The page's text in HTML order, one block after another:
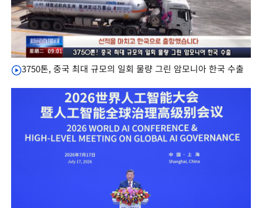
3750톤, 중국 최대 규모의 일회 물량 그린 암모니아 한국 수출